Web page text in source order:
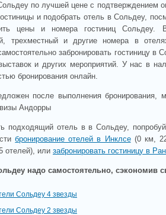
по лучшей цене с подтверждением
и подобрать отель в Сольдеу,
цены и номера гостиниц Сольдеу.
трехместный и другие номера в
забронировать гостиницу в
и других мероприятий. У нас в
бронирования онлайн.
после выполнения бронирования,
Андорры
подходящий отель в в Сольдеу,
бронирование отелей в Инклсе(0 км,
отелей), или забронировать гостиницу в
надо самостоятельно, сэкономив
Сольдеу 4 звезды
Сольдеу 2 звезды